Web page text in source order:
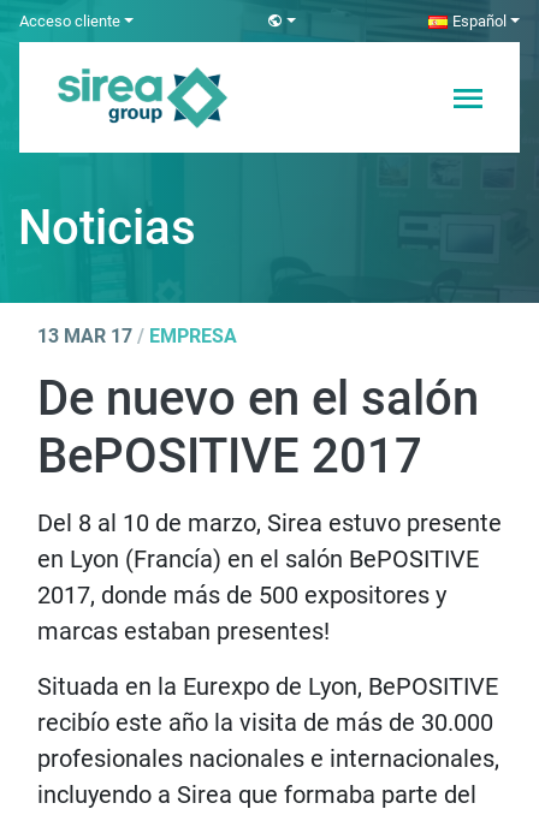
SkipAcceso cliente Español
Soluciones en
Electricidad y
Noticias
13 MAR 17 / EMPRESA
De nuevo en el salón
BePOSITIVE 2017
Del 8 al 10 de marzo, Sirea estuvo presente
en Lyon (Francía) en el salón BePOSITIVE
2017, donde más de 500 expositores y
marcas estaban presentes!
Situada en la Eurexpo de Lyon, BePOSITIVE
recibío este año la visita de más de 30.000
profesionales nacionales e internacionales,
incluyendo a Sirea que formaba parte del